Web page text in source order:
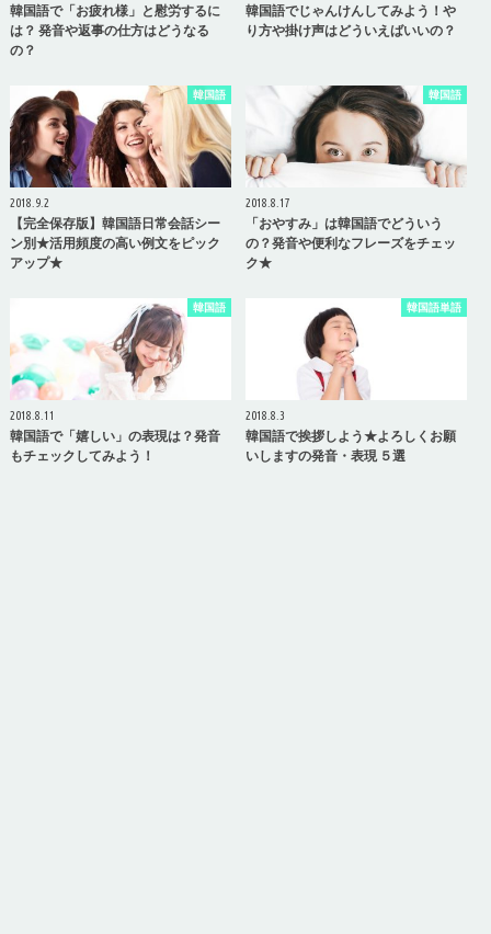
韓国語で「お疲れ様」と慰労するに
は？ 発音や返事の仕方はどうなる
の？
韓国語でじゃんけんしてみよう！や
り方や掛け声はどういえばいいの？
韓国語
2018.9.2
【完全保存版】韓国語日常会話シー
ン別★活用頻度の高い例文をピック
アップ★
韓国語
2018.8.17
「おやすみ」は韓国語でどういう
の？発音や便利なフレーズをチェッ
ク★
韓国語
2018.8.11
韓国語で「嬉しい」の表現は？発音
もチェックしてみよう！
韓国語単語
2018.8.3
韓国語で挨拶しよう★よろしくお願
いしますの発音・表現 ５選